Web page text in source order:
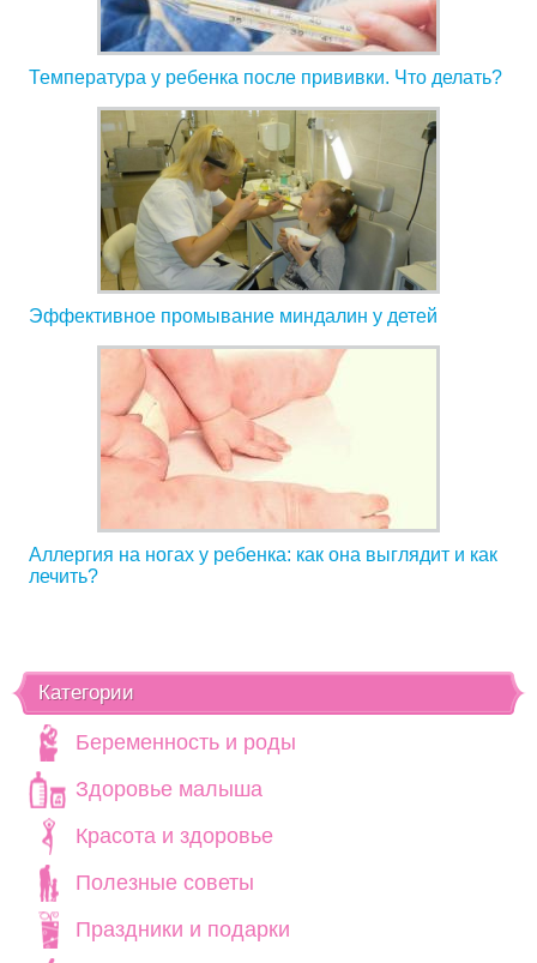
Температура у ребенка после прививки. Что делать?
Эффективное промывание миндалин у детей
Аллергия на ногах у ребенка: как она выглядит и как
лечить?
Категории
Беременность и роды
Здоровье малыша
Красота и здоровье
Полезные советы
Праздники и подарки